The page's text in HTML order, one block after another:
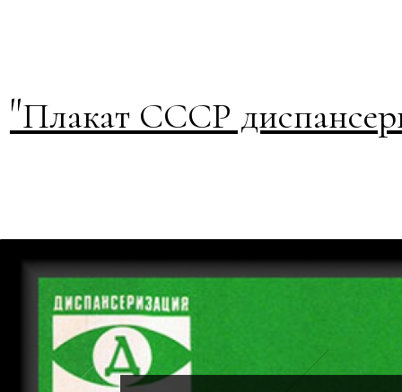
"Плакат СССР